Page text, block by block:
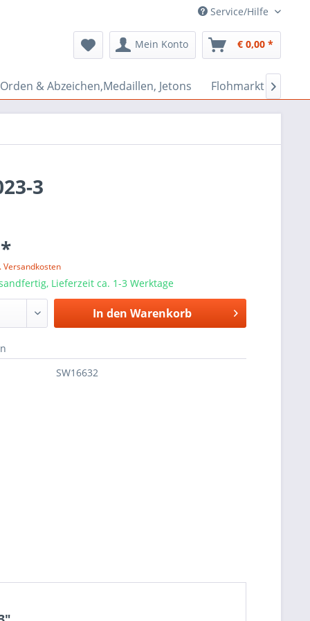
Service/Hilfe
Mein Konto € 0,00 *
Orden & Abzeichen,Medaillen, Jetons Flohmarkt Bazar

3
Versandkosten
Lieferzeit ca. 1-3 Werktage
In den Warenkorb
SW16632